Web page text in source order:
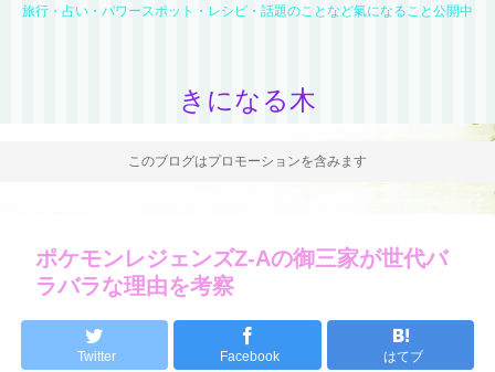
旅行・占い・パワースポット・レシピ・話題のことなど氣になること公開中
きになる木
このブログはプロモーションを含みます
ポケモンレジェンズZ-Aの御三家が世代バ
ラバラな理由を考察
Twitter Facebook はてブ